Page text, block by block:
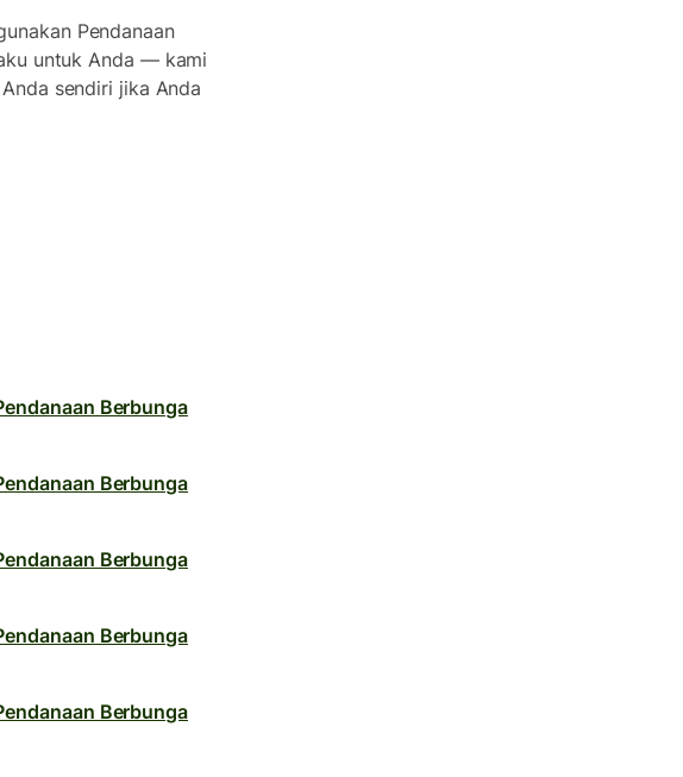
Pendanaan
untuk Anda — kami
sendiri jika Anda
Berbunga
Berbunga
Berbunga
Berbunga
Berbunga